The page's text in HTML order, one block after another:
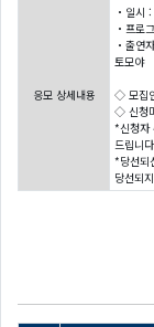
응모 상세내용
・일시
・프로
・출연
토모야
◇ 모집
◇ 신청
*신청자
드립니
*당선되
당선되